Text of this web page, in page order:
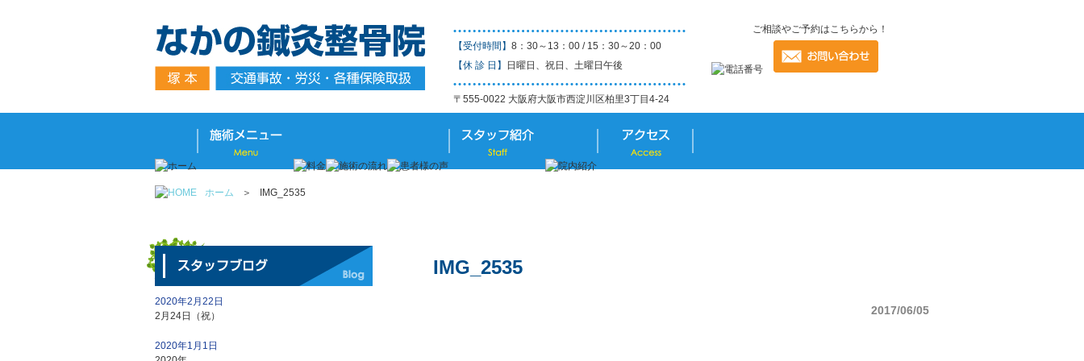
【受付時間】 8：30～13：00 / 15：30～20：00
【休 診 日】
日曜日、祝日、土曜日午後
〒555-0022 大阪府大阪市西淀川区柏里3丁目4-24
ご相談やご予約はこちらから！
ホーム ＞ IMG_2535
IMG_2535
2017/06/05
2020年2月22日
2月24日（祝）
2020年1月1日